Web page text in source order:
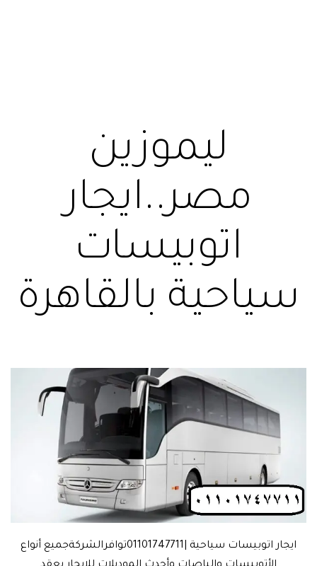
ليموزين
مصر..ايجار
اتوبيسات
سياحية بالقاهرة
ايجار اتوبيسات سياحية |01101747711توافرالشركةجميع أنواع